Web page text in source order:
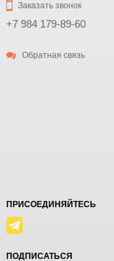
Заказать звонок
+7 984 179-89-60
Обратная связь
ПРИСОЕДИНЯЙТЕСЬ
ПОДПИСАТЬСЯ